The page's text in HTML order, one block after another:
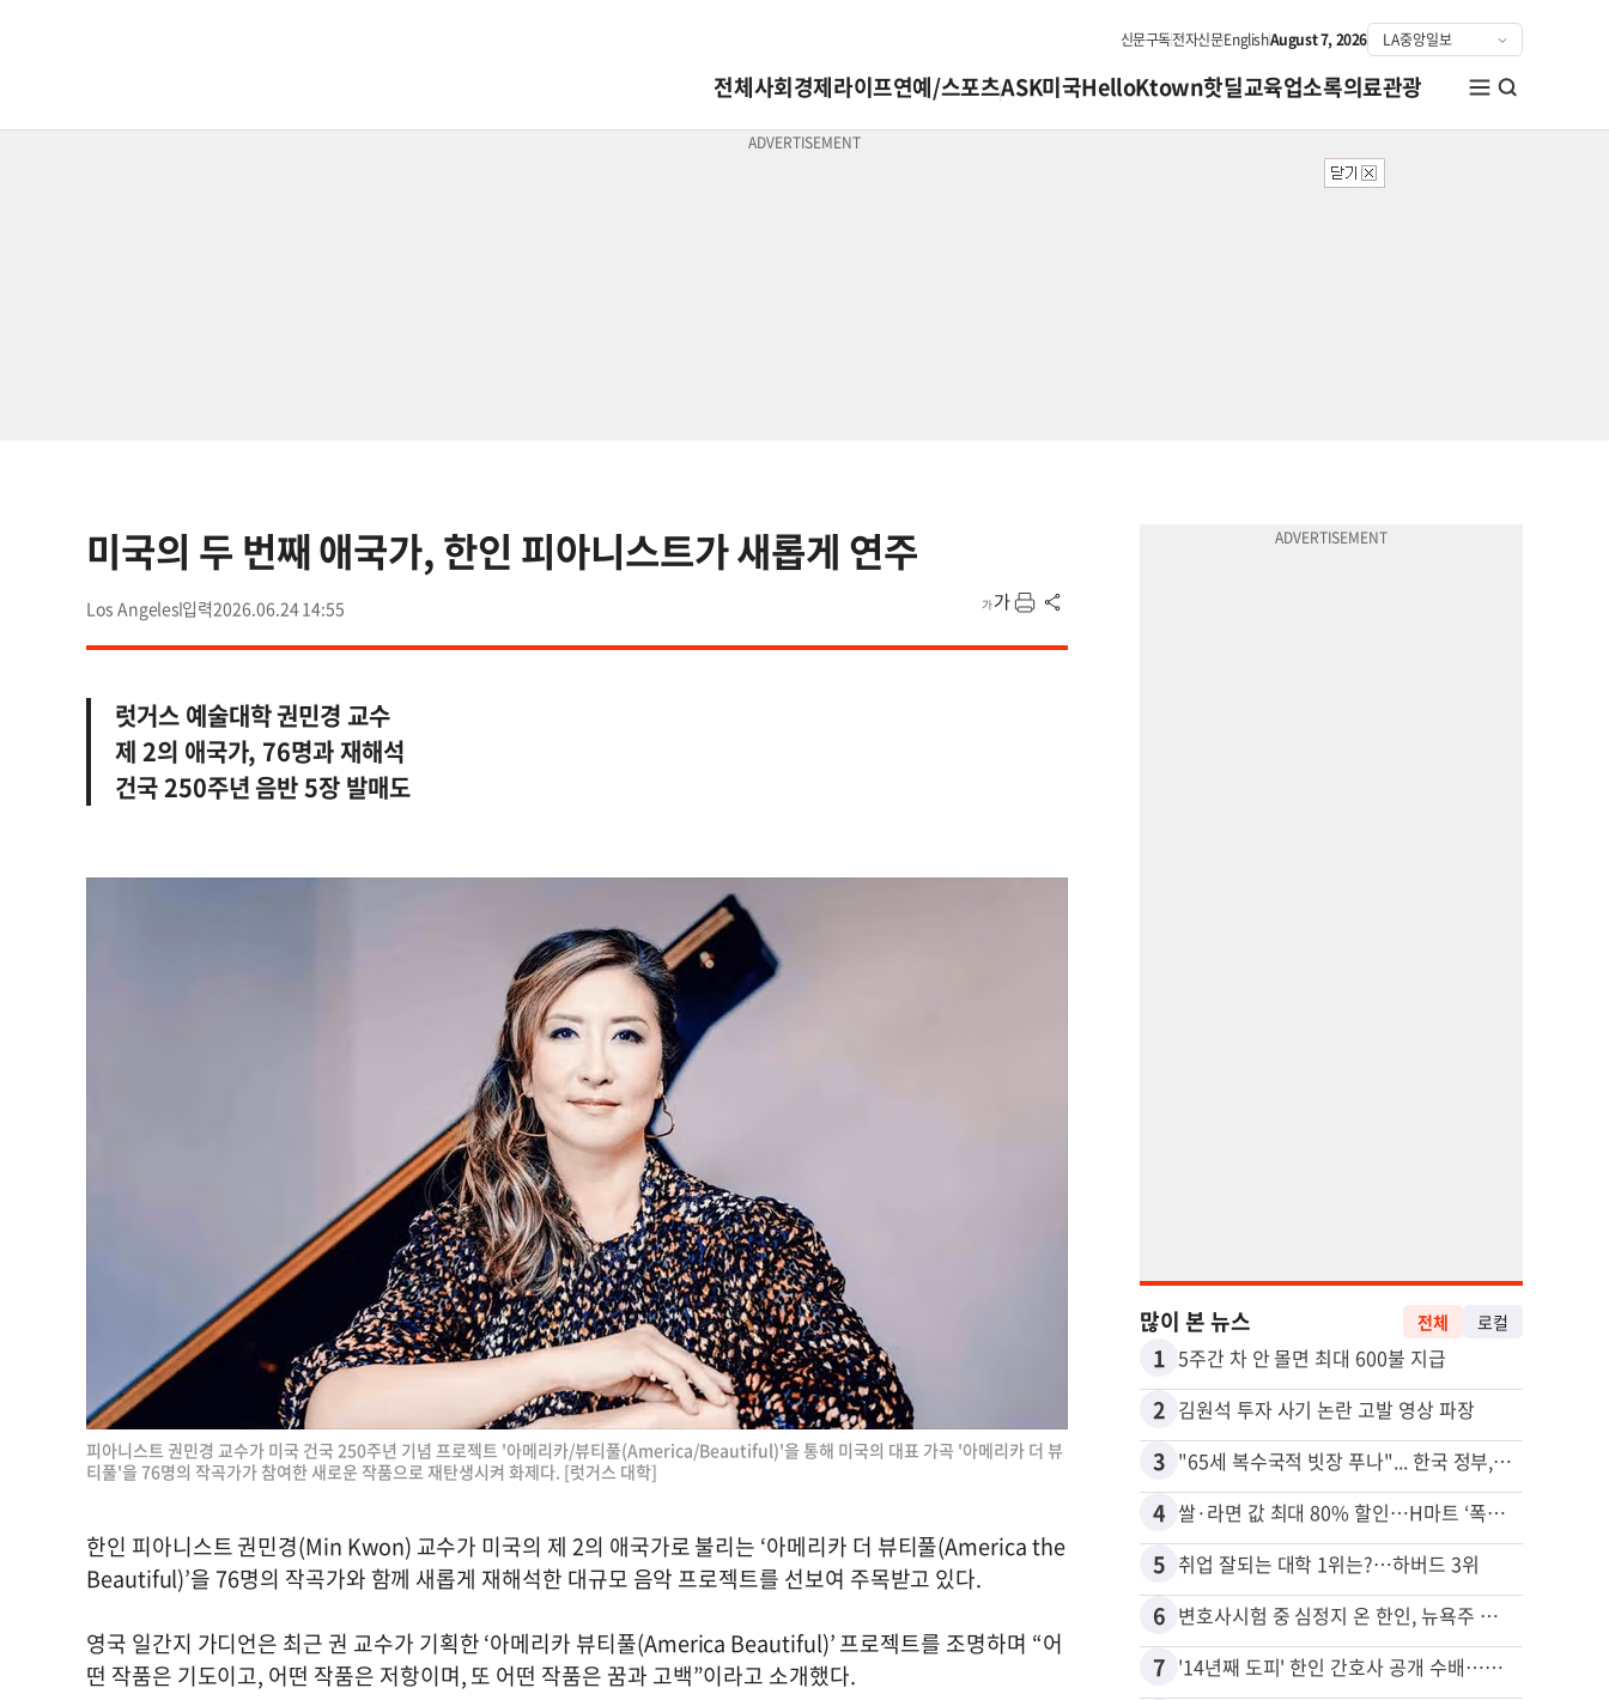
신문구독전자신문EnglishAugust 7, 2026
전체사회경제라이프연예/스포츠ASK미국HelloKtown핫딜교육업소록의료관광
미국의 두 번째 애국가, 한인 피아니스트가 새롭게 연주
Los Angeles 2026.06.24 14:55
럿거스 예술대학 권민경 교수
제 2의 애국가, 76명과 재해석
건국 250주년 음반 5장 발매도
피아니스트 권민경 교수가 미국 건국 250주년 기념 프로젝트 '아메리카/뷰티풀(America/Beautiful)'을 통해 미국의 대표 가곡 '아메리카 더 뷰
티풀'을 76명의 작곡가가 참여한 새로운 작품으로 재탄생시켜 화제다. [럿거스 대학]
한인 피아니스트 권민경(Min Kwon) 교수가 미국의 제 2의 애국가로 불리는 ‘아메리카 더 뷰티풀(America the
Beautiful)’을 76명의 작곡가와 함께 새롭게 재해석한 대규모 음악 프로젝트를 선보여 주목받고 있다.
영국 일간지 가디언은 최근 권 교수가 기획한 ‘아메리카 뷰티풀(America Beautiful)’ 프로젝트를 조명하며 “어
떤 작품은 기도이고, 어떤 작품은 저항이며, 또 어떤 작품은 꿈과 고백”이라고 소개했다.
많이 본 뉴스 전체 로컬
1 5주간 차 안 몰면 최대 600불 지급
2 김원석 투자 사기 논란 고발 영상 파장
3 "65세 복수국적 빗장 푸나"... 한국 정부, 연령 완화 전면 추진
4 쌀·라면 값 최대 80% 할인…H마트 ‘폭탄 세일’
5 취업 잘되는 대학 1위는?…하버드 3위
6 변호사시험 중 심정지 온 한인, 뉴욕주 제소
7 '14년째 도피' 한인 간호사 공개 수배…메디케어 사기 유죄